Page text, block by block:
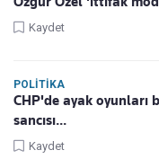
Kaydet
POLITIKA
CHP'de ayak oyunları
sancısı...
Kaydet